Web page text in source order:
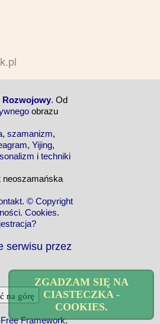
ZGADZAM SIĘ NA
CIASTECZKA -
COOKIES.
Rozwojowy. Od
obrazu
, szamanizm,
, Yijing,
i techniki
neoszamańska
. © Copyright
. Cookies.
serwisu przez
na górę
Framework.